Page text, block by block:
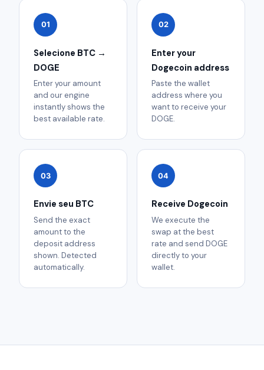
01
Selecione BTC →
DOGE
Enter your amount
and our engine
instantly shows the
best available rate.
02
Enter your
Dogecoin address
Paste the wallet
address where you
want to receive your
DOGE.
03
Envie seu BTC
Send the exact
amount to the
deposit address
shown. Detected
automatically.
04
Receive Dogecoin
We execute the
swap at the best
rate and send DOGE
directly to your
wallet.